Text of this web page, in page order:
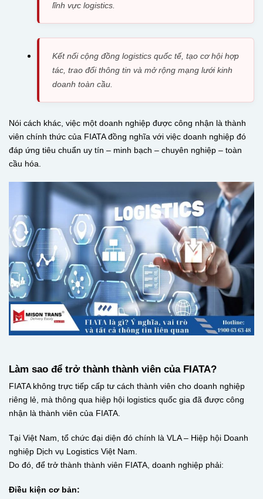
lĩnh vực logistics.
Kết nối cộng đồng logistics quốc tế, tạo cơ hội hợp
tác, trao đổi thông tin và mở rộng mạng lưới kinh
doanh toàn cầu.
Nói cách khác, việc một doanh nghiệp được công nhận là thành
viên chính thức của FIATA đồng nghĩa với việc doanh nghiệp đó
đáp ứng tiêu chuẩn uy tín – minh bạch – chuyên nghiệp – toàn
cầu hóa.
Làm sao để trở thành thành viên của FIATA?
FIATA không trực tiếp cấp tư cách thành viên cho doanh nghiệp
riêng lẻ, mà thông qua hiệp hội logistics quốc gia đã được công
nhận là thành viên của FIATA.
Tại Việt Nam, tổ chức đại diện đó chính là VLA – Hiệp hội Doanh
nghiệp Dịch vụ Logistics Việt Nam.
Do đó, để trở thành thành viên FIATA, doanh nghiệp phải:
Điều kiện cơ bản: